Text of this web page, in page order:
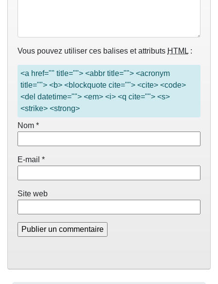
Vous pouvez utiliser ces balises et attributs HTML :
<a href="" title=""> <abbr title=""> <acronym
title=""> <b> <blockquote cite=""> <cite> <code>
<del datetime=""> <em> <i> <q cite=""> <s>
<strike> <strong>
Nom *
E-mail *
Site web